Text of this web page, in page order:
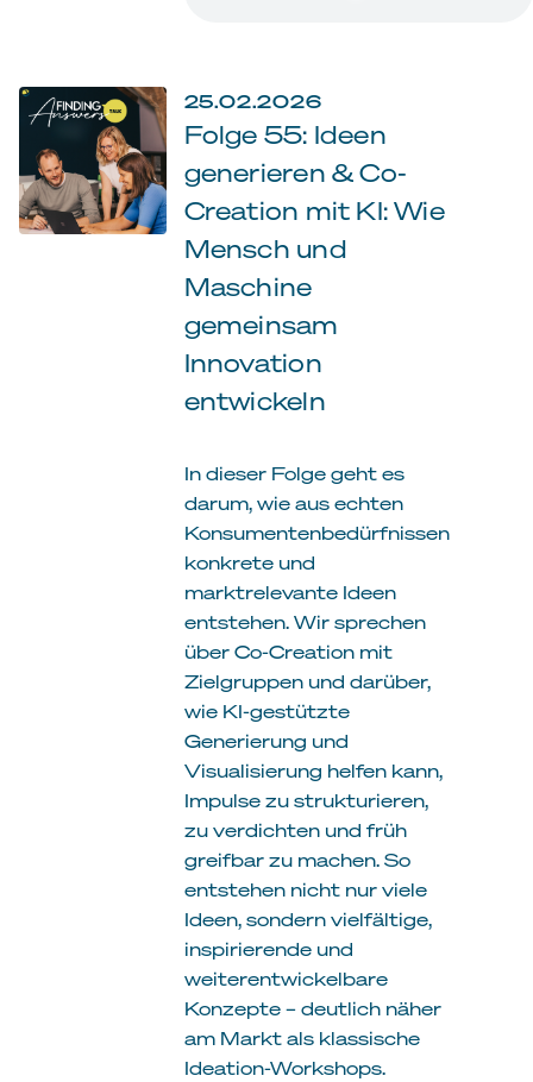
25.02.2026
Folge 55: Ideen
generieren & Co-
Creation mit KI: Wie
Mensch und
Maschine
gemeinsam
Innovation
entwickeln
In dieser Folge geht es
darum, wie aus echten
Konsumentenbedürfnissen
konkrete und
marktrelevante Ideen
entstehen. Wir sprechen
über Co-Creation mit
Zielgruppen und darüber,
wie KI-gestützte
Generierung und
Visualisierung helfen kann,
Impulse zu strukturieren,
zu verdichten und früh
greifbar zu machen. So
entstehen nicht nur viele
Ideen, sondern vielfältige,
inspirierende und
weiterentwickelbare
Konzepte – deutlich näher
am Markt als klassische
Ideation-Workshops.